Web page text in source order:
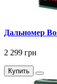
Дальномер
2 299 грн
Купить